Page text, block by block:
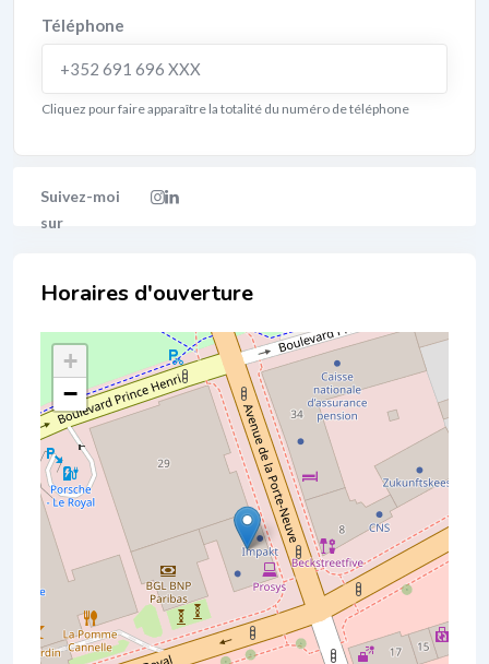
Téléphone
+352 691 696 XXX
Cliquez pour faire apparaître la totalité du numéro de téléphone
Localisation
+
−